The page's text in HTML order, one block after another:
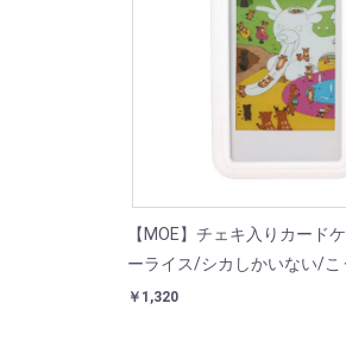
【MOE】チェキ入りカード
ーライス/シカしかいない/こ
￥1,320